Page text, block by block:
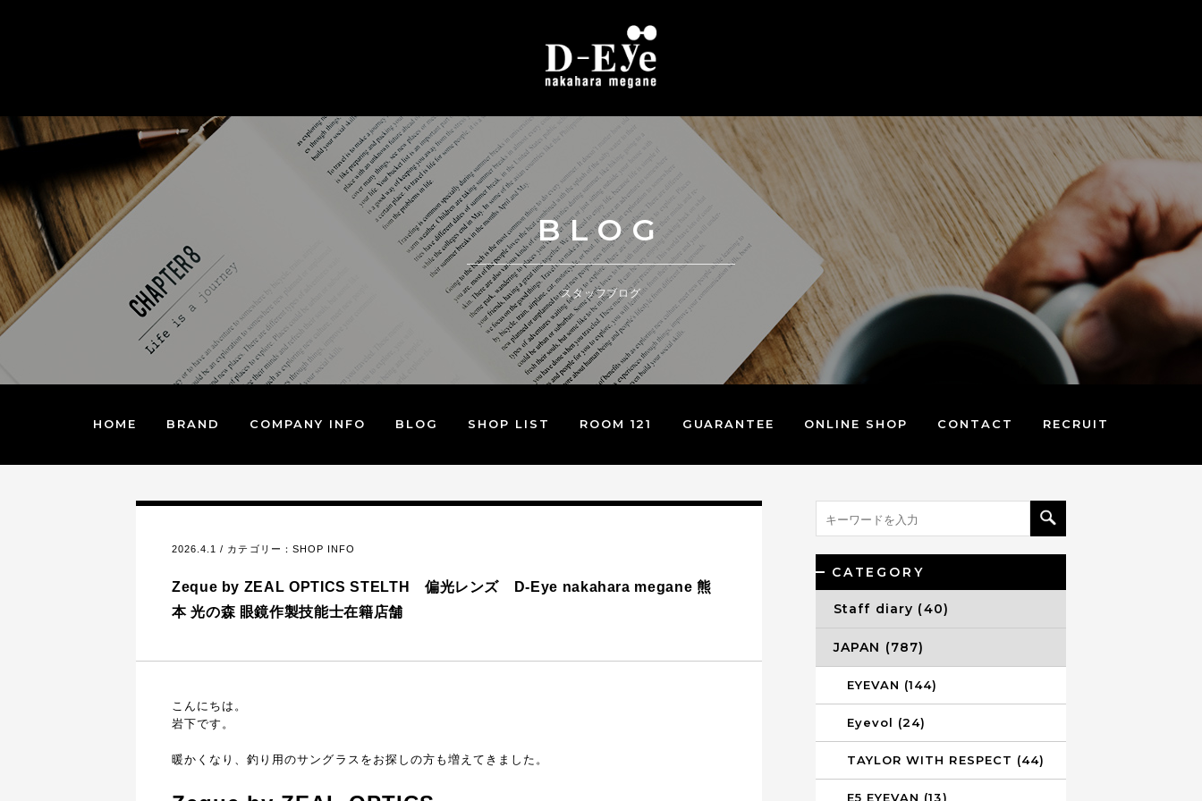
BLOG
スタッフブログ
HOME BRAND COMPANY INFO BLOG SHOP LIST ROOM 121 GUARANTEE ONLINE SHOP CONTACT RECRUIT
2026.4.1 / カテゴリー： SHOP INFO
Zeque by ZEAL OPTICS STELTH 偏光レンズ D-Eye nakahara megane 熊
本 光の森 眼鏡作製技能士在籍店舗
こんにちは。
岩下です。
暖かくなり、釣り用のサングラスをお探しの方も増えてきました。
CATEGORY
Staff diary (40)
JAPAN (787)
EYEVAN (144)
Eyevol (24)
TAYLOR WITH RESPECT (44)
E5 EYEVAN (13)